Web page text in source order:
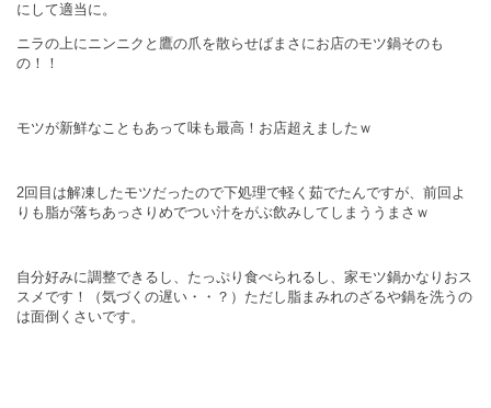
にして適当に。
ニラの上にニンニクと鷹の爪を散らせばまさにお店のモツ鍋そのも
の！！
モツが新鮮なこともあって味も最高！お店超えましたｗ
2回目は解凍したモツだったので下処理で軽く茹でたんですが、前回よ
りも脂が落ちあっさりめでつい汁をがぶ飲みしてしまううまさｗ
自分好みに調整できるし、たっぷり食べられるし、家モツ鍋かなりおス
スメです！（気づくの遅い・・？）ただし脂まみれのざるや鍋を洗うの
は面倒くさいです。